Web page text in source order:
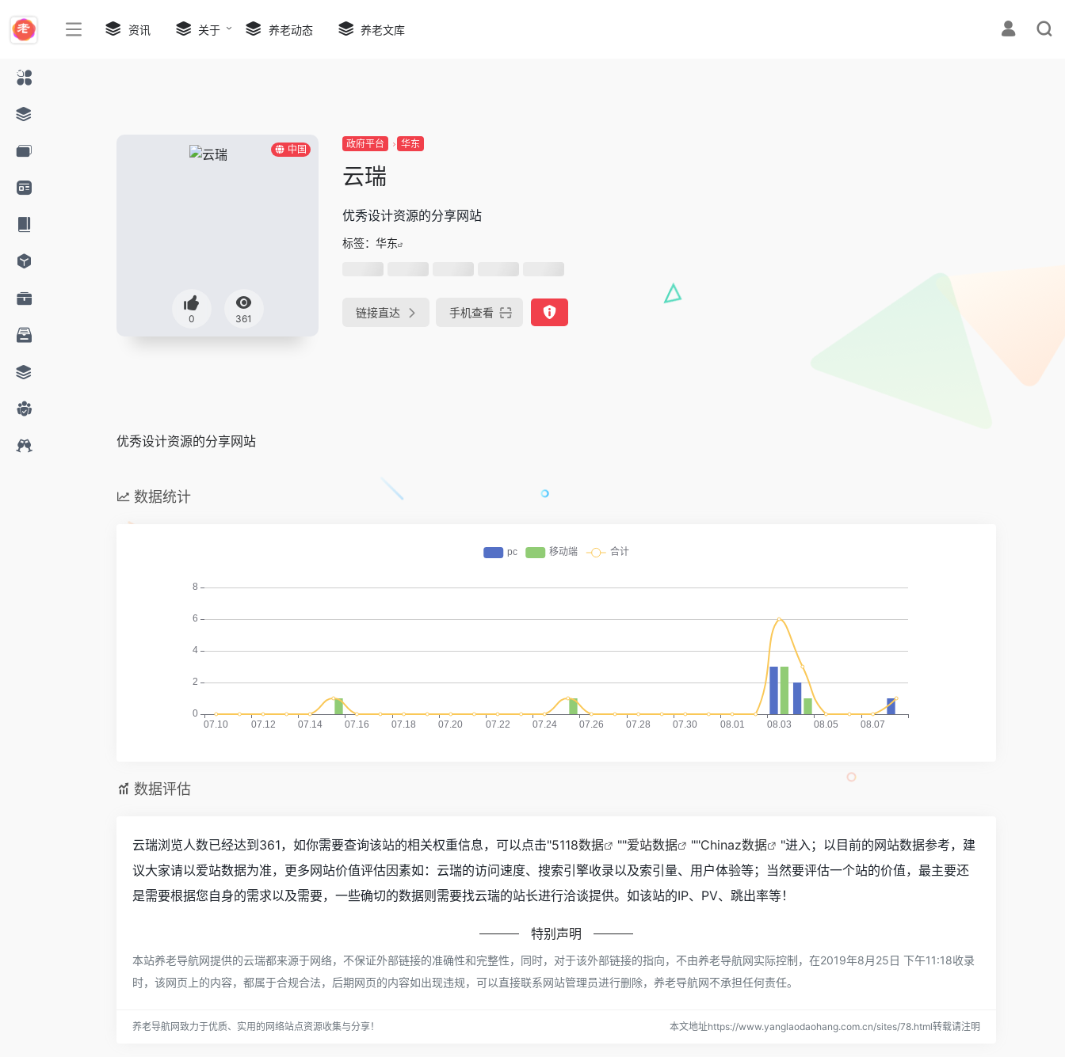
资讯 关于 养老动态 养老文库
中国
0 361
政府平台 华东
云瑞
优秀设计资源的分享网站
标签： 华东
链接直达 手机查看
优秀设计资源的分享网站
数据统计
数据评估
云瑞浏览人数已经达到361，如你需要查询该站的相关权重信息，可以点击"5118数据 ""爱站数据 ""Chinaz数据
"进入；以目前的网站数据参考，建
议大家请以爱站数据为准，更多网站价值评估因素如：云瑞的访问速度、搜索引擎收录以及索引量、用户体验等；当然要评估一个站的价值，最主要还
是需要根据您自身的需求以及需要，一些确切的数据则需要找云瑞的站长进行洽谈提供。如该站的IP、PV、跳出率等！
特别声明
本站养老导航网提供的云瑞都来源于网络，不保证外部链接的准确性和完整性，同时，对于该外部链接的指向，不由养老导航网实际控制，在2019年8月25日 下午11:18收录
时，该网页上的内容，都属于合规合法，后期网页的内容如出现违规，可以直接联系网站管理员进行删除，养老导航网不承担任何责任。
养老导航网致力于优质、实用的网络站点资源收集与分享！ 本文地址https://www.yanglaodaohang.com.cn/sites/78.html转载请注明